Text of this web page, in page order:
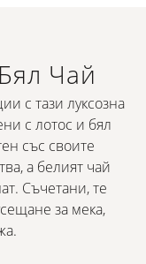
Чай
с тази луксозна
с лотос и бял
със своите
а белият чай
Съчетани, те
за мека,